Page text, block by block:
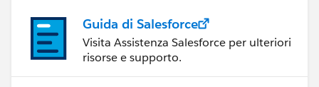
Guida di Salesforce
Visita Assistenza Salesforce per ulteriori
risorse e supporto.